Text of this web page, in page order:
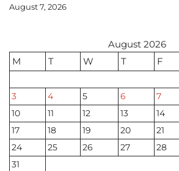
August 7, 2026
August 2026
M
T W T F
3
4 5 6 7
10
11 12 13 14
17
18 19 20 21
24
25 26 27 28
31